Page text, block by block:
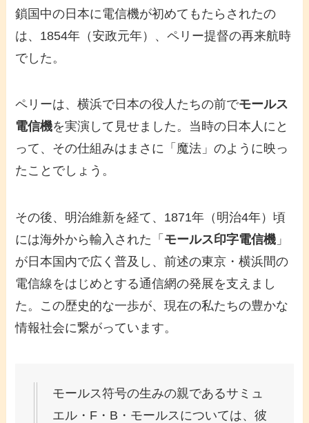
鎖国中の日本に電信機が初めてもたらされたの
は、1854年（安政元年）、ペリー提督の再来航時
でした。
ペリーは、横浜で日本の役人たちの前でモールス
電信機を実演して見せました。当時の日本人にと
って、その仕組みはまさに「魔法」のように映っ
たことでしょう。
その後、明治維新を経て、1871年（明治4年）頃
には海外から輸入された「 モールス印字電信機 」
が日本国内で広く普及し、前述の東京・横浜間の
電信線をはじめとする通信網の発展を支えまし
た。この歴史的な一歩が、現在の私たちの豊かな
情報社会に繋がっています。
モールス符号の生みの親であるサミュ
エル・F・B・モールスについては、彼